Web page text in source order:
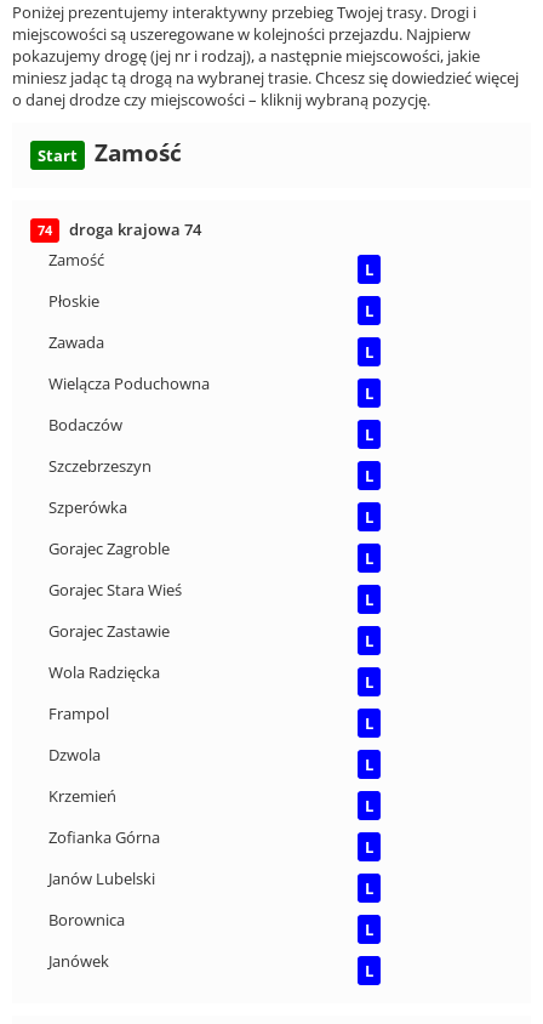
Poniżej prezentujemy interaktywny przebieg Twojej trasy. Drogi i
miejscowości są uszeregowane w kolejności przejazdu. Najpierw
pokazujemy drogę (jej nr i rodzaj), a następnie miejscowości, jakie
miniesz jadąc tą drogą na wybranej trasie. Chcesz się dowiedzieć więcej
o danej drodze czy miejscowości – kliknij wybraną pozycję.
Start Zamość
74
droga krajowa 74
Zamość
L
Płoskie
L
Zawada
L
Wielącza Poduchowna
L
Bodaczów
L
Szczebrzeszyn
L
Szperówka
L
Gorajec Zagroble
L
Gorajec Stara Wieś
L
Gorajec Zastawie
L
Wola Radzięcka
L
Frampol
L
Dzwola
L
Krzemień
L
Zofianka Górna
L
Janów Lubelski
L
Borownica
L
Janówek
L